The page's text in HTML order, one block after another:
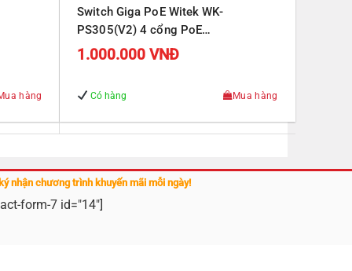
hàng
Switch Giga PoE Witek WK-
PS305(V2) 4 cổng PoE
10/100/1000Mbps, 1 cổng RJ45
1.000.000VNĐ
Có hàng Mua hàng
nhận chương trình khuyến mãi mỗi ngày!
form-7 id="14"]